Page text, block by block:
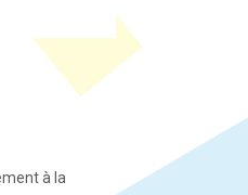
à la